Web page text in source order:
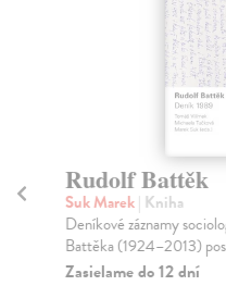
Rudolf Battěk
Suk Marek| Kniha
Deníkové záznamy
Battěka (1924–2013)
Zasielame do 12 dní